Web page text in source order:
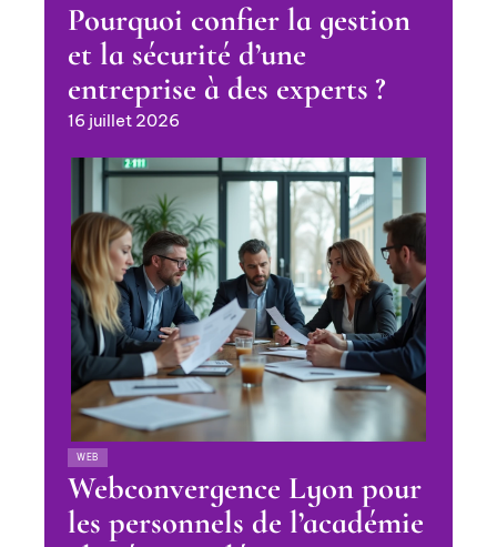
Pourquoi confier la gestion
et la sécurité d’une
entreprise à des experts ?
16 juillet 2026
WEB
Webconvergence Lyon pour
les personnels de l’académie